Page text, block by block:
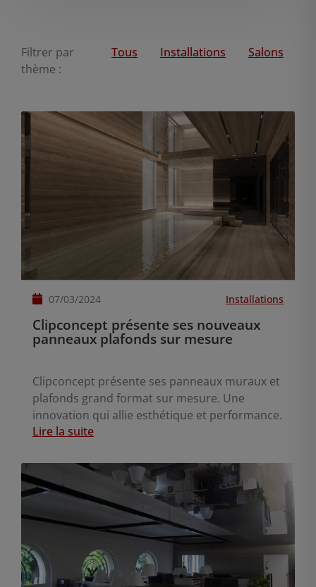
Filtrer par
thème :
Tous Installations Salons
07/03/2024 Installations
Clipconcept présente ses nouveaux
panneaux plafonds sur mesure
Clipconcept présente ses panneaux muraux et
plafonds grand format sur mesure. Une
innovation qui allie esthétique et performance.
Lire la suite